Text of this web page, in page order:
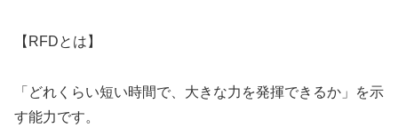
【RFDとは】
「どれくらい短い時間で、大きな力を発揮できるか」を示
す能力です。